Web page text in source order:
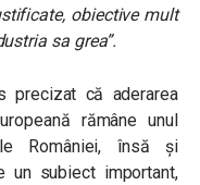
obiective mult
sa grea”.
precizat că aderarea
rămâne unul
României, însă și
un subiect important,